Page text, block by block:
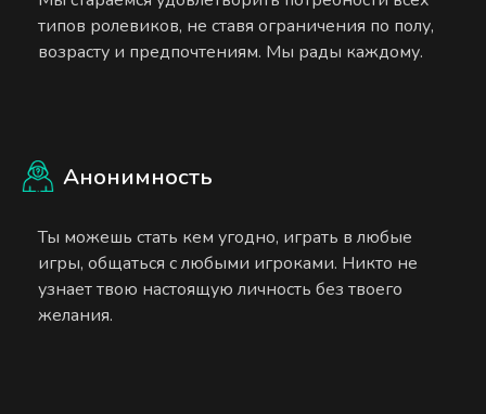
типов ролевиков, не ставя ограничения по полу,
возрасту и предпочтениям. Мы рады каждому.
Анонимность
Ты можешь стать кем угодно, играть в любые
игры, общаться с любыми игроками. Никто не
узнает твою настоящую личность без твоего
желания.